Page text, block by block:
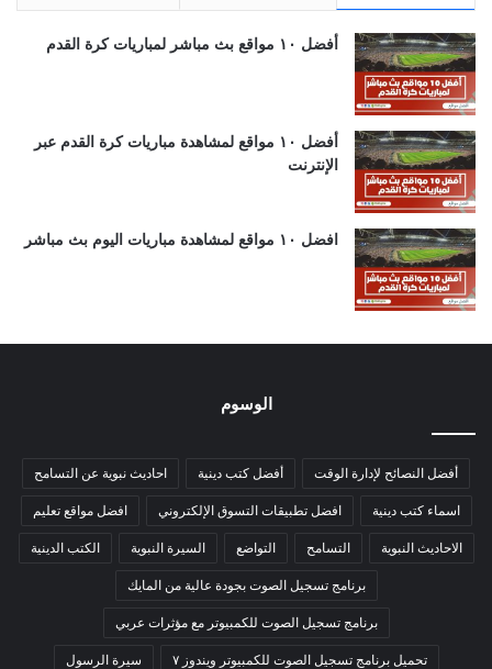
أفضل ١٠ مواقع بث مباشر لمباريات كرة القدم
أفضل ١٠ مواقع لمشاهدة مباريات كرة القدم عبر
الإنترنت
افضل ١٠ مواقع لمشاهدة مباريات اليوم بث مباشر
الوسوم
أفضل النصائح لإدارة الوقت أفضل كتب دينية احاديث نبوية عن التسامح
اسماء كتب دينية افضل تطبيقات التسوق الإلكتروني افضل مواقع تعليم
الاحاديث النبوية التسامح التواضع السيرة النبوية الكتب الدينية
برنامج تسجيل الصوت بجودة عالية من المايك
برنامج تسجيل الصوت للكمبيوتر مع مؤثرات عربي
تحميل برنامج تسجيل الصوت للكمبيوتر ويندوز ٧ سيرة الرسول